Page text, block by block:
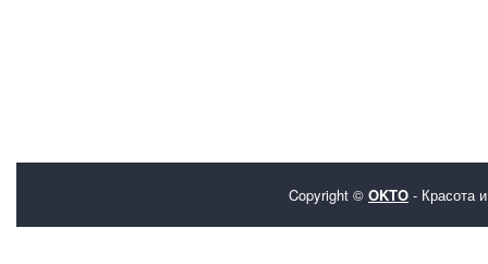
Copyright © OKTO - Красота